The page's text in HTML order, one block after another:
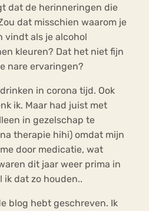
dat de herinneringen die
dat misschien waarom je
vindt als je alcohol
kleuren? Dat het niet fijn
nare ervaringen?
in corona tijd. Ook
ik. Maar had juist met
in gezelschap te
therapie hihi) omdat mijn
door medicatie, wat
dit jaar weer prima in
ik dat zo houden..
blog hebt geschreven. Ik